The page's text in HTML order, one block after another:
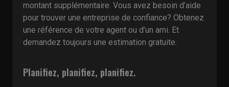
montant supplémentaire. Vous avez besoin d’aide
pour trouver une entreprise de confiance? Obtenez
une référence de votre agent ou d’un ami. Et
demandez toujours une estimation gratuite.
Planifiez, planifiez, planifiez.